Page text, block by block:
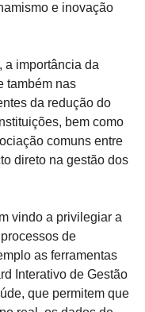
e inovação
a importância da
também nas
da redução do
bem como
comuns entre
direto na gestão dos
vindo a privilegiar a
de
as ferramentas
Interativo de Gestão
que permitem que